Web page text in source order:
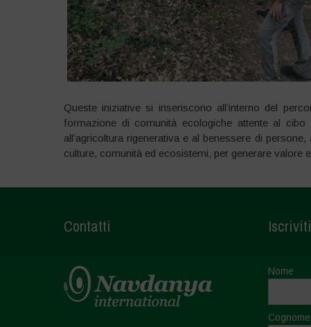
Queste iniziative si inseriscono all’interno del
formazione di comunità ecologiche attente al
all’agricoltura rigenerativa e al benessere di
culture, comunità ed ecosistemi, per generare valore
Contatti
Nome
Cognome